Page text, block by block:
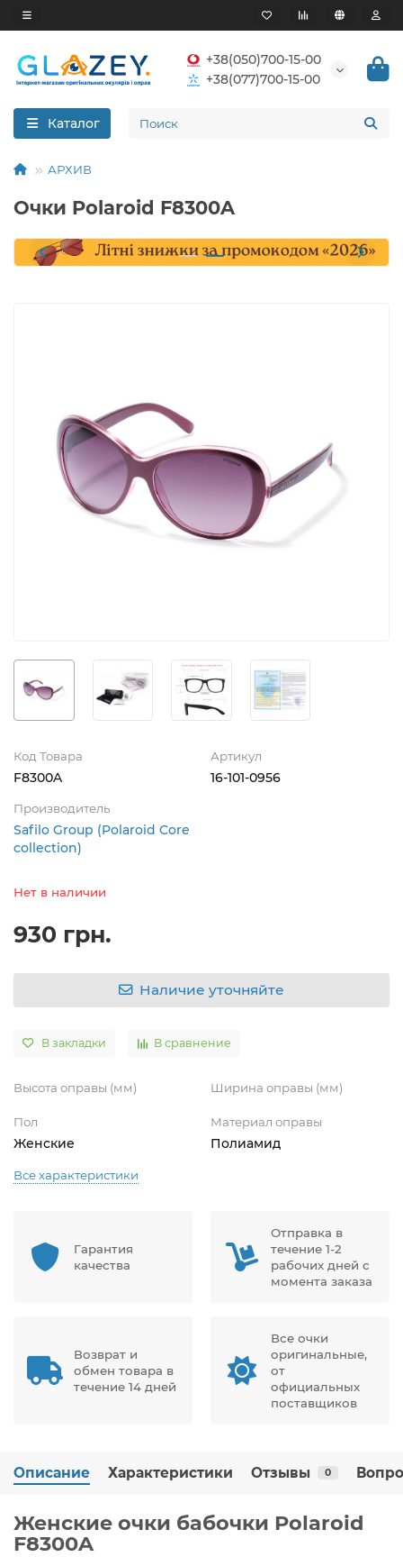
+38(050)700-15-00
+38(077)700-15-00
Каталог
АРХИВ
Очки Polaroid F8300A
Код Товара
F8300A
Артикул
16-101-0956
Производитель
Safilo Group (Polaroid Core
collection)
Нет в наличии
930 грн.
Наличие уточняйте
В закладки В сравнение
Высота оправы (мм) Ширина оправы (мм)
Пол
Женские
Материал оправы
Полиамид
Все характеристики
Гарантия
качества
Отправка в
течение 1-2
рабочих дней с
момента заказа
Возврат и
обмен товара в
течение 14 дней
Все очки
оригинальные,
от
официальных
поставщиков
Описание Характеристики Отзывы 0
Женские очки бабочки Polaroid
F8300A